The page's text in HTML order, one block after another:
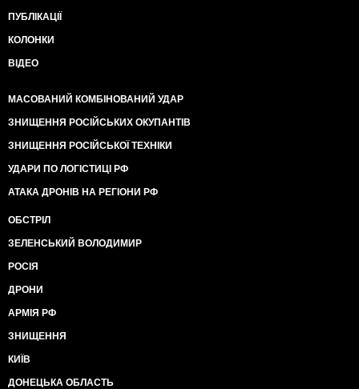
ПУБЛІКАЦІЇ
КОЛОНКИ
ВІДЕО
МАСОВАНИЙ КОМБІНОВАНИЙ УДАР
ЗНИЩЕННЯ РОСІЙСЬКИХ ОКУПАНТІВ
ЗНИЩЕННЯ РОСІЙСЬКОЇ ТЕХНІКИ
УДАРИ ПО ЛОГІСТИЦІ РФ
АТАКА ДРОНІВ НА РЕГІОНИ РФ
ОБСТРІЛ
ЗЕЛЕНСЬКИЙ ВОЛОДИМИР
РОСІЯ
ДРОНИ
АРМІЯ РФ
ЗНИЩЕННЯ
КИЇВ
ДОНЕЦЬКА ОБЛАСТЬ